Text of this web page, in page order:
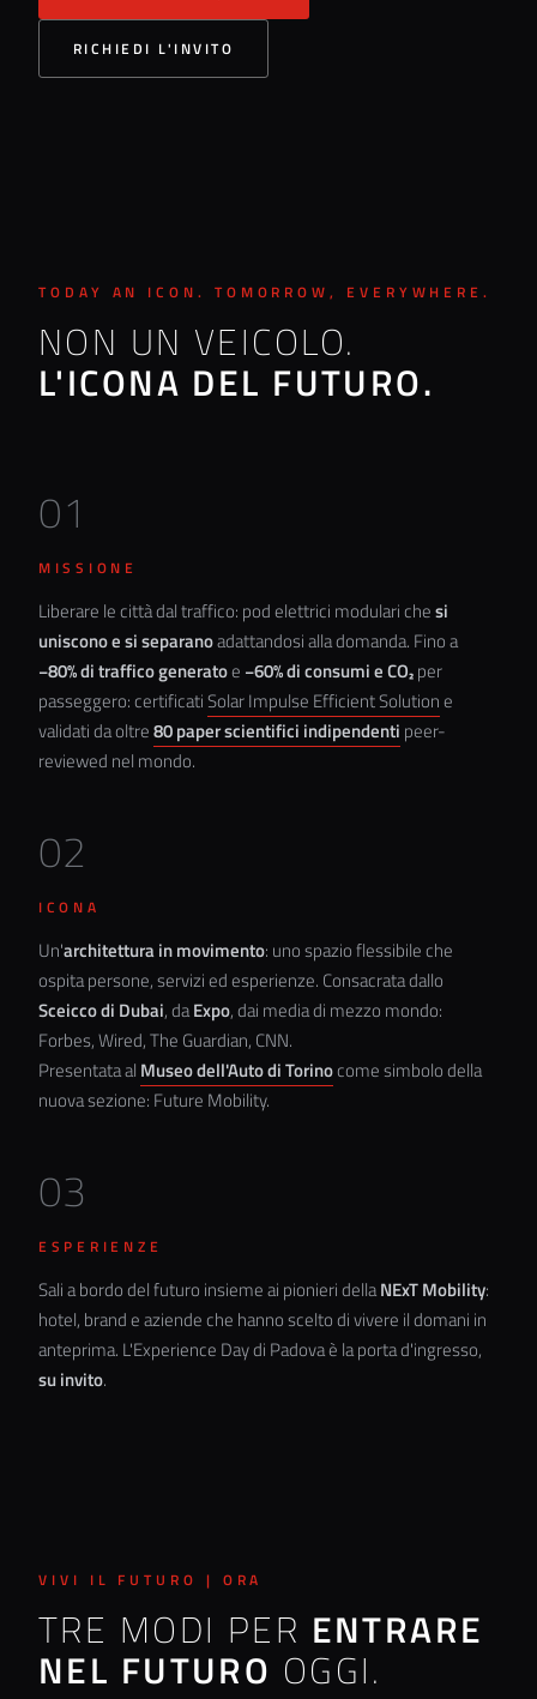
RICHIEDI L'INVITO
TODAY AN ICON. TOMORROW, EVERYWHERE.
NON UN VEICOLO.
L'ICONA DEL FUTURO.
01
MISSIONE
Liberare le città dal traffico: pod elettrici modulari chesi
uniscono e si separanoadattandosi alla domanda. Fino a
−80% di traffico generatoe −60% di consumi e CO₂per
passeggero: certificatiSolar Impulse Efficient Solutione
validati da oltre80 paper scientifici indipendenti peer-
reviewed nel mondo.
02
ICONA
Un'architettura in movimento: uno spazio flessibile che
ospita persone, servizi ed esperienze. Consacrata dallo
Sceicco di Dubai, daExpo, dai media di mezzo mondo:
Forbes, Wired, The Guardian, CNN.
Presentata al Museo dell'Auto di Torinocome simbolo della
nuova sezione: Future Mobility.
03
ESPERIENZE
Sali a bordo del futuro insieme ai pionieri dellaNExT Mobility:
hotel, brand e aziende che hanno scelto di vivere il domani in
anteprima. L'Experience Day di Padova è la porta d'ingresso,
su invito.
VIVI IL FUTURO | ORA
TRE MODI PER ENTRARE
NEL FUTURO OGGI.